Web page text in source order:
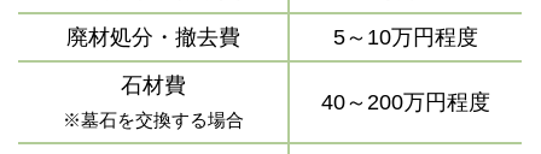
廃材処分・撤去費
5～10万円程度
石材費
※墓石を交換する場合
40～200万円程度